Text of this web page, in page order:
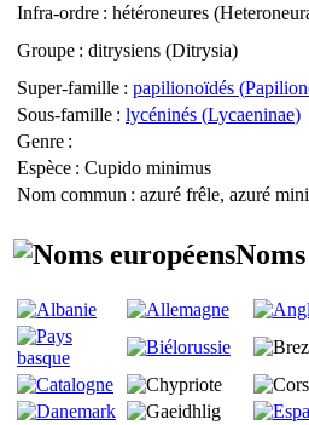
Infra-ordre : hétéroneures (
Groupe : ditrysiens (Ditrysia)
Super-famille : papilionoïdés (
Sous-famille : lycéninés (Lycaeninae)
Genre :
Espèce : Cupido minimus
Nom commun : azuré frêle, azuré